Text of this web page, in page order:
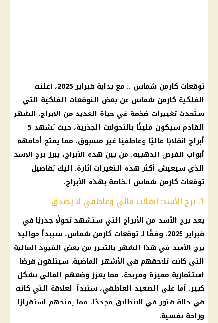
توقعات كارمن شماس .. مع بداية فبراير 2025، أعلنت
الفلكية كارمن شماس عن بعض التوقعات الفلكية التي
ستُحدث تغييرات ضخمة في حياة العديد من الأبراج. الشهر
القادم سيكون مليئًا بالتحولات الجذرية، حيث تشهد 5
أبراج انقلابًا ماليًا وعاطفيًا غير مسبوق، مما يفتح أمامهم
أبواب الفرص الذهبية. من بين هذه الأبراج، يبرز برج الأسد
الذي سيعيش أكثر هذه التغيرات إثارة. إليك تفاصيل
توقعات كارمن شماس الخاصة بهذه الأبراج.
1. برج الأسد: انقلاب مالي وعاطفي لا يُصدق
يعد برج الأسد من الأبراج التي ستشهد تحولًا جذريًا في
فبراير 2025. وفقًا لـ توقعات كارمن شماس، سيبدأ مواليد
برج الأسد في هذا الشهر بالتحرر من بعض القيود المالية
التي كانت تلاحقهم في الأشهر الماضية. سيتلقون فرصًا
استثمارية مميزة ومربحة، مما يعزز وضعهم المالي بشكل
كبير. أما على الصعيد العاطفي، ستبدأ العلاقة التي كانت
في حالة فتور في الانطلاق مجددًا، مما يمنحهم استقرارًا
وراحة نفسية.